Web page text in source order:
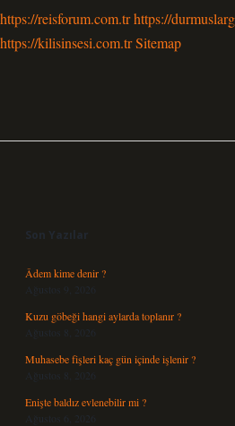
https://reisforum.com.trhttps://
https://kilisinsesi.com.trSitemap
Son Yazılar
Âdem kime denir ?
Ağustos 9, 2026
Kuzu göbeği hangi aylarda toplanır ?
Ağustos 8, 2026
Muhasebe fişleri kaç gün içinde işlenir ?
Ağustos 8, 2026
Enişte baldız evlenebilir mi ?
Ağustos 6, 2026